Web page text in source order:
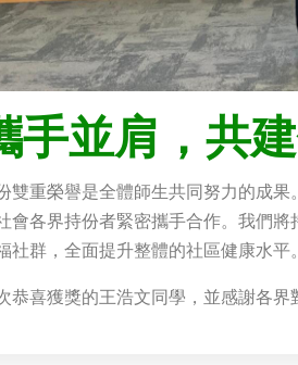
手並肩，共
雙重榮譽是全體師生共同努力的成
會各界持份者緊密攜手合作。我們
社群，全面提升整體的社區健康水平。
恭喜獲獎的王浩文同學，並感謝各界